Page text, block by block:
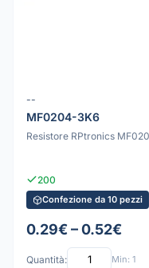
--
MF0204-3K6
Resistore RPtronics
200
Confezione da 10 pezzi
0.29€ – 0.52€
Quantità: Min: 1